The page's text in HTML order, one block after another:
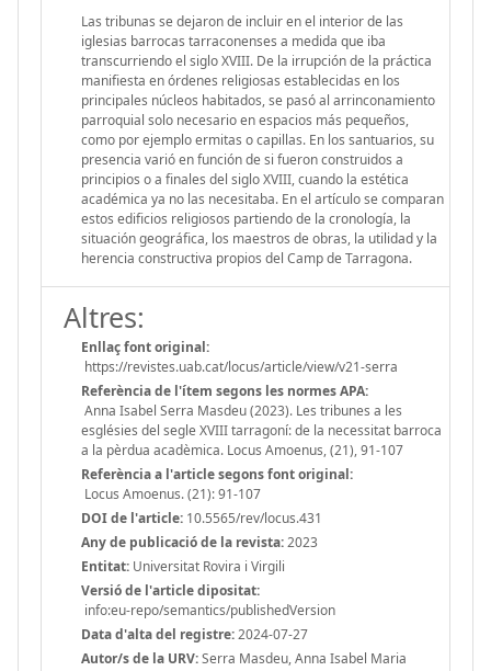
Las tribunas se dejaron de incluir en el interior de las
iglesias barrocas tarraconenses a medida que iba
transcurriendo el siglo XVIII. De la irrupción de la práctica
manifiesta en órdenes religiosas establecidas en los
principales núcleos habitados, se pasó al arrinconamiento
parroquial solo necesario en espacios más pequeños,
como por ejemplo ermitas o capillas. En los santuarios, su
presencia varió en función de si fueron construidos a
principios o a finales del siglo XVIII, cuando la estética
académica ya no las necesitaba. En el artículo se comparan
estos edificios religiosos partiendo de la cronología, la
situación geográfica, los maestros de obras, la utilidad y la
herencia constructiva propios del Camp de Tarragona.
Altres:
Enllaç font original:
https://revistes.uab.cat/locus/article/view/v21-serra
Referència de l'ítem segons les normes APA:
Anna Isabel Serra Masdeu (2023). Les tribunes a les
esglésies del segle XVIII tarragoní: de la necessitat barroca
a la pèrdua acadèmica. Locus Amoenus, (21), 91-107
Referència a l'article segons font original:
Locus Amoenus. (21): 91-107
DOI de l'article: 10.5565/rev/locus.431
Any de publicació de la revista:2023
Entitat: Universitat Rovira i Virgili
Versió de l'article dipositat:
info:eu-repo/semantics/publishedVersion
Data d'alta del registre:2024-07-27
Autor/s de la URV:Serra Masdeu, Anna Isabel Maria